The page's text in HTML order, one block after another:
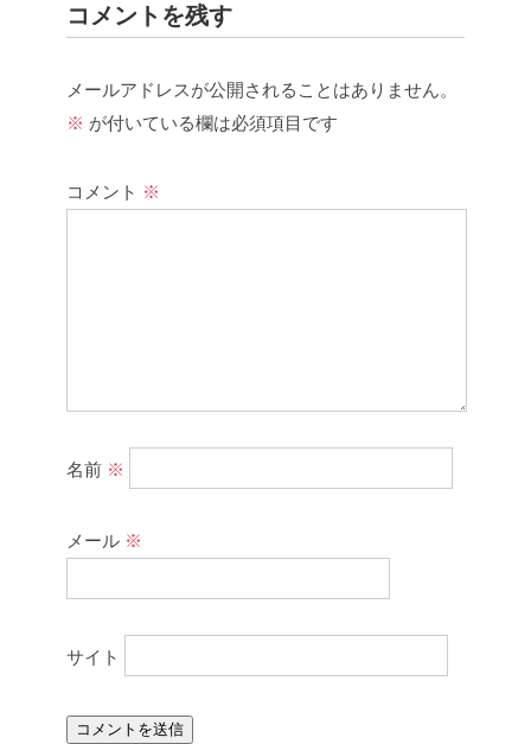
コメントを残す
メールアドレスが公開されることはありません。
※ が付いている欄は必須項目です
コメント ※
名前 ※
メール ※
サイト